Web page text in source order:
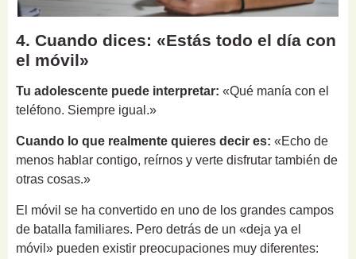
4. Cuando dices: «Estás todo el día con
el móvil»
Tu adolescente puede interpretar: «Qué manía con el
teléfono. Siempre igual.»
Cuando lo que realmente quieres decir es: «Echo de
menos hablar contigo, reírnos y verte disfrutar también de
otras cosas.»
El móvil se ha convertido en uno de los grandes campos
de batalla familiares. Pero detrás de un «deja ya el
móvil» pueden existir preocupaciones muy diferentes: